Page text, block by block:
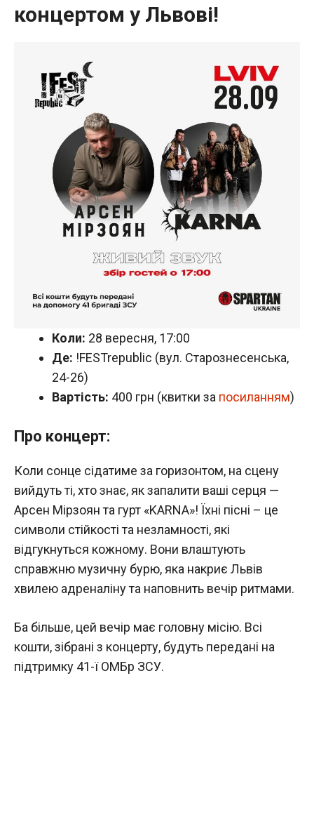
концертом у Львові!
Коли: 28 вересня, 17:00
Де: !FESTrepublic (вул. Старознесенська,
24-26)
Вартість: 400 грн (квитки за посиланням)
Про концерт:
Коли сонце сідатиме за горизонтом, на сцену
вийдуть ті, хто знає, як запалити ваші серця —
Арсен Мірзоян та гурт «KARNA»! Їхні пісні – це
символи стійкості та незламності, які
відгукнуться кожному. Вони влаштують
справжню музичну бурю, яка накриє Львів
хвилею адреналіну та наповнить вечір ритмами.
Ба більше, цей вечір має головну місію. Всі
кошти, зібрані з концерту, будуть передані на
підтримку 41-ї ОМБр ЗСУ.